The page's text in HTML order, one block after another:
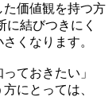
た価値観を持つ方
結びつきにく
くなります。
ておきたい」
にとっては、